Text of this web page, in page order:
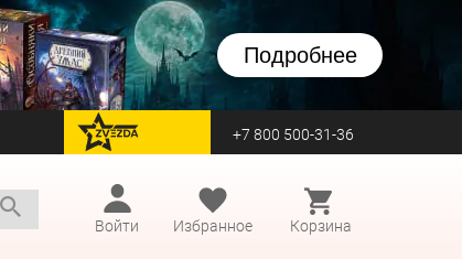
Подробнее
перейти на Zvezda +7 800 500-31-36
Войти
Избранное Корзина